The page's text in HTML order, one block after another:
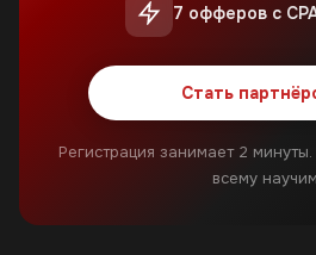
7 офферов с
Стать
Регистрация занимает 2
всему